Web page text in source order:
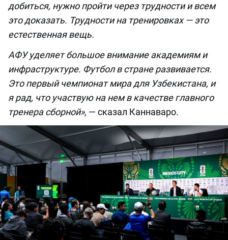
добиться, нужно пройти через трудности и всем
это доказать. Трудности на тренировках — это
естественная вещь.
АФУ уделяет большое внимание академиям и
инфраструктуре. Футбол в стране развивается.
Это первый чемпионат мира для Узбекистана, и
я рад, что участвую на нем в качестве главного
тренера сборной», — сказал Каннаваро.